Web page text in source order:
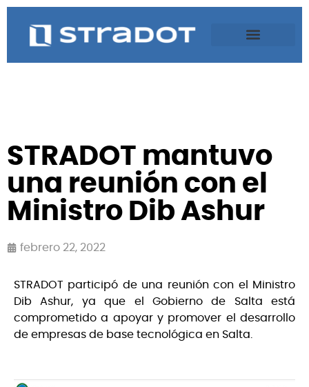
STRADOT mantuvo
una reunión con el
Ministro Dib Ashur
febrero 22, 2022
STRADOT participó de una reunión con el Ministro
Dib Ashur, ya que el Gobierno de Salta está
comprometido a apoyar y promover el desarrollo
de empresas de base tecnológica en Salta.